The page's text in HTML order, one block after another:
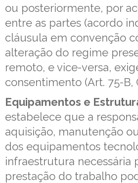
ou posteriormente, por
entre as partes (acordo
cláusula em convenção
alteração do regime
remoto, e vice-versa,
consentimento (Art. 75-B,
Equipamentos e
estabelece que a
aquisição, manutenção
dos equipamentos
infraestrutura necessária
prestação do trabalho